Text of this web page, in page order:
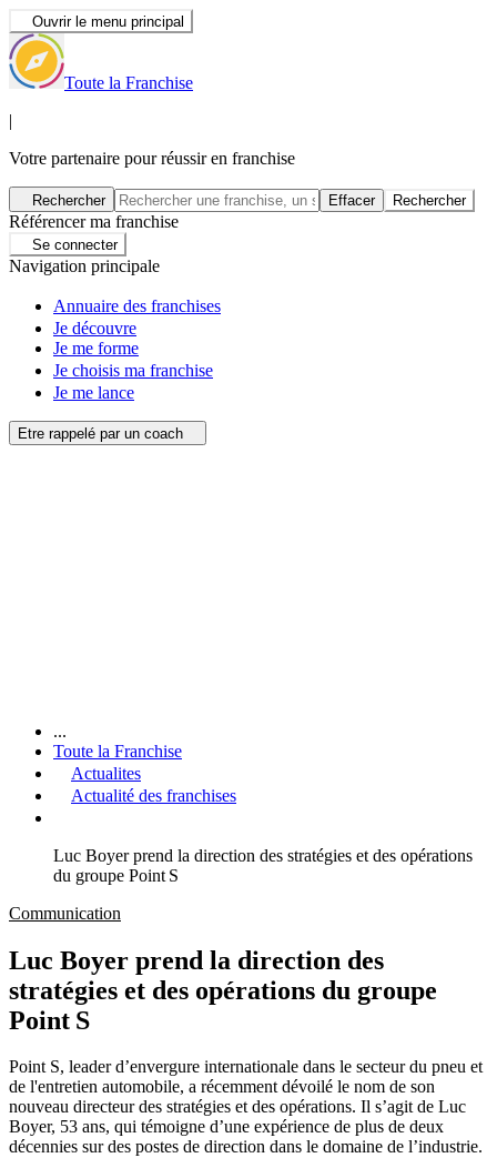
Ouvrir le menu principal
Toute la Franchise
|
Votre partenaire pour réussir en franchise
Rechercher Effacer Rechercher
Référencer ma franchise
Se connecter
Navigation principale
Annuaire des franchises
Je découvre
Je me forme
Je choisis ma franchise
Je me lance
Etre rappelé par un coach
...
Toute la Franchise
Actualites
Actualité des franchises
Luc Boyer prend la direction des stratégies et des opérations
du groupe Point S
Communication
Luc Boyer prend la direction des
stratégies et des opérations du groupe
Point S
Point S, leader d’envergure internationale dans le secteur du pneu et
de l'entretien automobile, a récemment dévoilé le nom de son
nouveau directeur des stratégies et des opérations. Il s’agit de Luc
Boyer, 53 ans, qui témoigne d’une expérience de plus de deux
décennies sur des postes de direction dans le domaine de l’industrie.